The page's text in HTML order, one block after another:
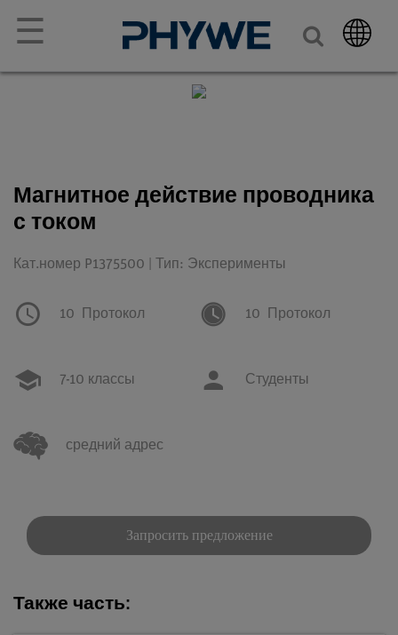
☰
Магнитное действие проводника
с током
Кат.номер P1375500 | Тип: Эксперименты
10 Протокол 10 Протокол
7-10 классы Студенты
средний адрес
Запросить предложение
Также часть: